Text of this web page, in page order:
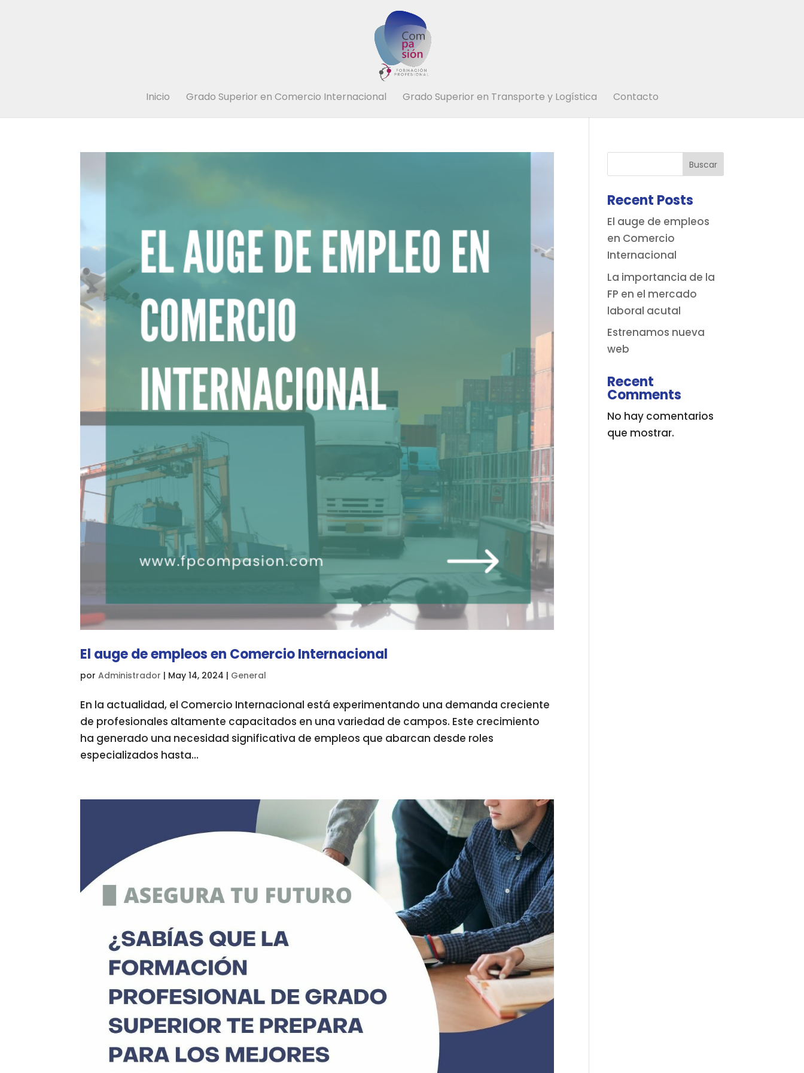
Inicio Grado Superior en Comercio Internacional Grado Superior en Transporte y Logística Contacto
El auge de empleos en Comercio Internacional
porAdministrador | May 14, 2024 | General
En la actualidad, el Comercio Internacional está experimentando una demanda creciente
de profesionales altamente capacitados en una variedad de campos. Este crecimiento
ha generado una necesidad significativa de empleos que abarcan desde roles
especializados hasta...
Buscar
Recent Posts
El auge de empleos
en Comercio
Internacional
La importancia de la
FP en el mercado
laboral acutal
Estrenamos nueva
web
Recent
Comments
No hay comentarios
que mostrar.